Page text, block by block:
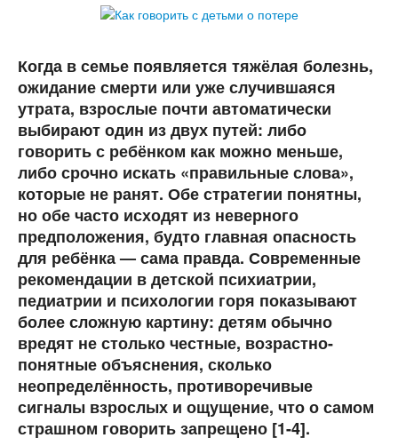
Когда в семье появляется тяжёлая болезнь,
ожидание смерти или уже случившаяся
утрата, взрослые почти автоматически
выбирают один из двух путей: либо
говорить с ребёнком как можно меньше,
либо срочно искать «правильные слова»,
которые не ранят. Обе стратегии понятны,
но обе часто исходят из неверного
предположения, будто главная опасность
для ребёнка — сама правда. Современные
рекомендации в детской психиатрии,
педиатрии и психологии горя показывают
более сложную картину: детям обычно
вредят не столько честные, возрастно-
понятные объяснения, сколько
неопределённость, противоречивые
сигналы взрослых и ощущение, что о самом
страшном говорить запрещено [1-4].